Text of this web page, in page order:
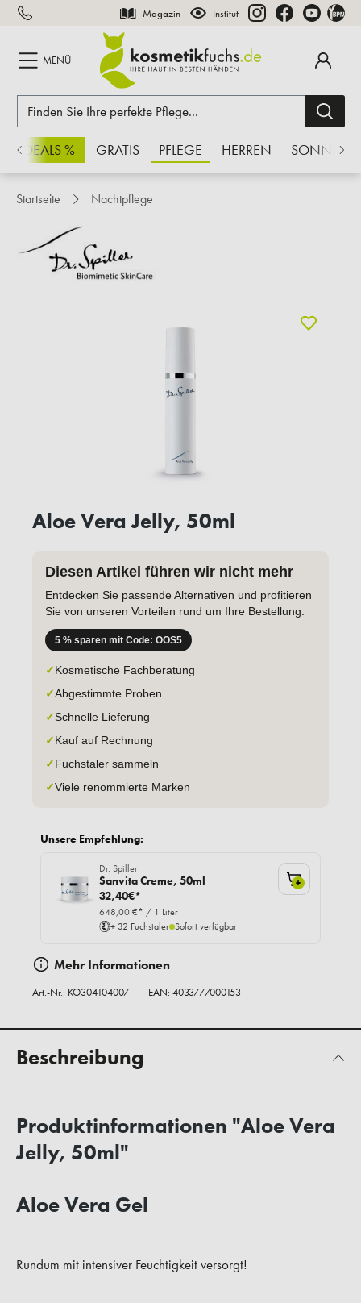
springen Magazin Institut
MENÜ
% GRATIS PFLEGE HERREN SONNE
Startseite Nachtpflege
Aloe Vera Jelly, 50ml
Diesen Artikel führen wir nicht mehr
Entdecken Sie passende Alternativen und profitieren
Sie von unseren Vorteilen rund um Ihre Bestellung.
5 % sparen mit Code: OOS5
✓Kosmetische Fachberatung
✓Abgestimmte Proben
✓Schnelle Lieferung
✓Kauf auf Rechnung
✓Fuchstaler sammeln
✓Viele renommierte Marken
Unsere Empfehlung:
Dr. Spiller
Sanvita Creme, 50ml
32,40€*
648,00 €* / 1 Liter
+ 32 Fuchstaler Sofort verfügbar
+
Mehr Informationen
Art.-Nr.: KO304104007 EAN: 4033777000153
Beschreibung
Produktinformationen "Aloe Vera
Jelly, 50ml"
Aloe Vera Gel
Rundum mit intensiver Feuchtigkeit versorgt!